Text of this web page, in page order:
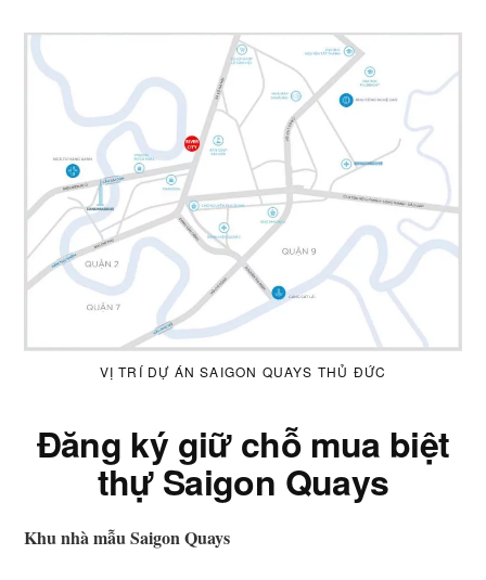
VỊ TRÍ DỰ ÁN SAIGON QUAYS THỦ ĐỨC
Đăng ký giữ chỗ mua biệt
thự Saigon Quays
Khu nhà mẫu Saigon Quays